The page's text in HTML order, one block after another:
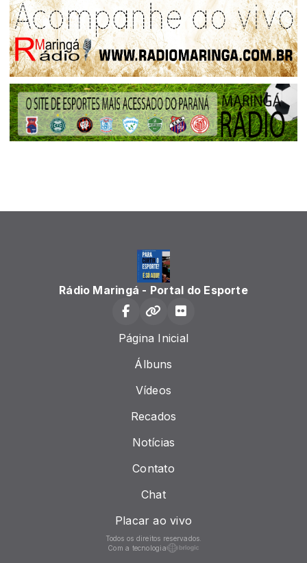
Rádio Maringá - Portal do Esporte
Página Inicial
Álbuns
Vídeos
Recados
Notícias
Contato
Chat
Placar ao vivo
Todos os direitos reservados.
Com a tecnologia